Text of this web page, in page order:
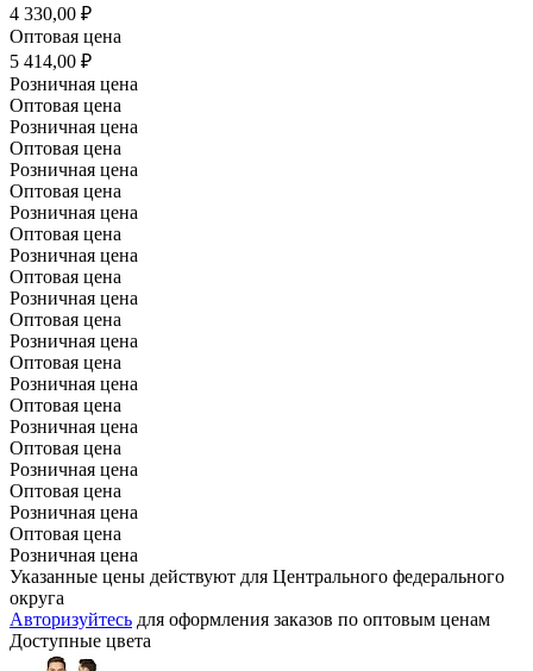
4 330,00 ₽
Оптовая цена
5 414,00 ₽
Розничная цена
Оптовая цена
Розничная цена
Оптовая цена
Розничная цена
Оптовая цена
Розничная цена
Оптовая цена
Розничная цена
Оптовая цена
Розничная цена
Оптовая цена
Розничная цена
Оптовая цена
Розничная цена
Оптовая цена
Розничная цена
Оптовая цена
Розничная цена
Оптовая цена
Розничная цена
Оптовая цена
Розничная цена
Указанные цены действуют для Центрального федерального
округа
Авторизуйтесь для оформления заказов по оптовым ценам
Доступные цвета